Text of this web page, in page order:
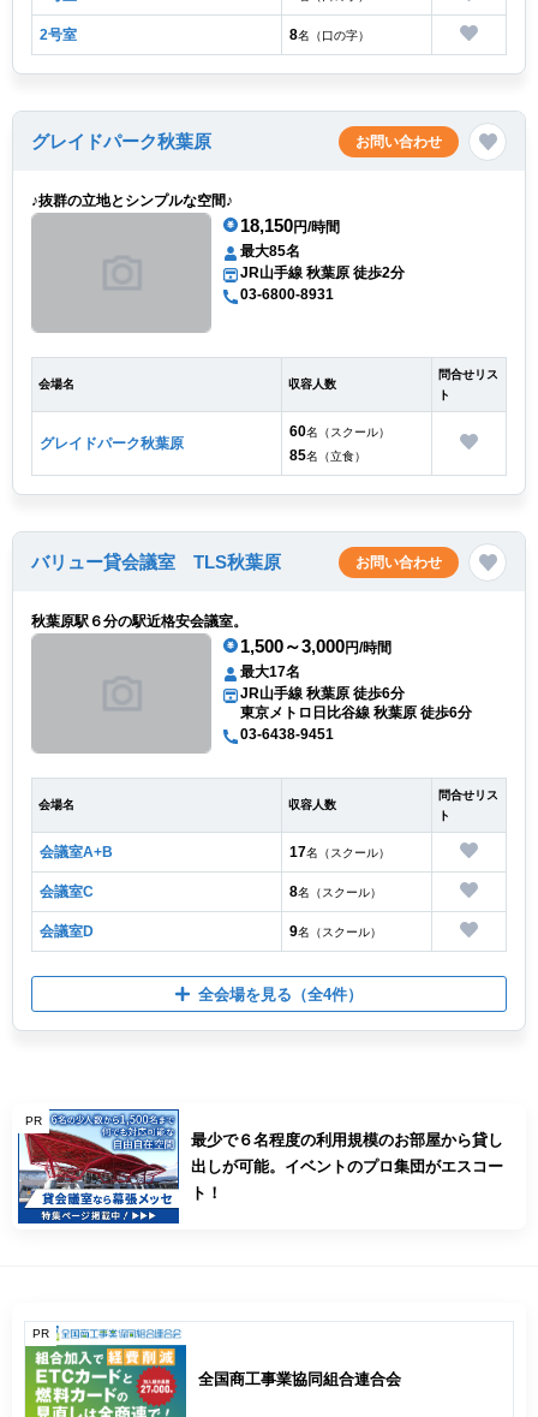
2号室 8名（口の字）
グレイドパーク秋葉原 お問い合わせ
♪抜群の立地とシンプルな空間♪
18,150円/時間
最大85名
JR山手線 秋葉原 徒歩2分
03-6800-8931
会場名 収容人数
問合せリス
ト
グレイドパーク秋葉原
60名（スクール）
85名（立食）
バリュー貸会議室 TLS秋葉原 お問い合わせ
秋葉原駅６分の駅近格安会議室。
1,500～3,000円/時間
最大17名
JR山手線 秋葉原 徒歩6分
東京メトロ日比谷線 秋葉原 徒歩6分
03-6438-9451
会場名 収容人数
問合せリス
ト
会議室A+B 17名（スクール）
会議室C 8名（スクール）
会議室D 9名（スクール）
全会場を見る （全4件）
PR
最少で６名程度の利用規模のお部屋から貸し
出しが可能。イベントのプロ集団がエスコー
ト！
PR
全国商工事業協同組合連合会